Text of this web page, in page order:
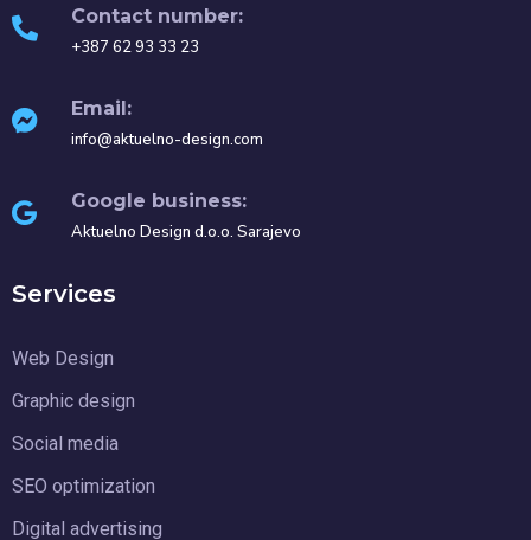
Contact number:
+387 62 93 33 23
Email:
info@aktuelno-design.com
Google business:
Aktuelno Design d.o.o. Sarajevo
Services
Web Design
Graphic design
Social media
SEO optimization
Digital advertising